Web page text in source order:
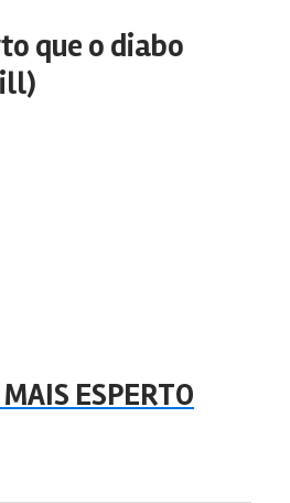
que o diabo
ESPERTO